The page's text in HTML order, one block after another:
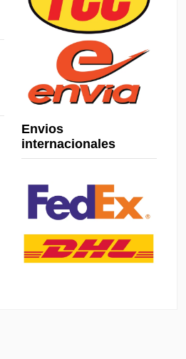
Envios
internacionales